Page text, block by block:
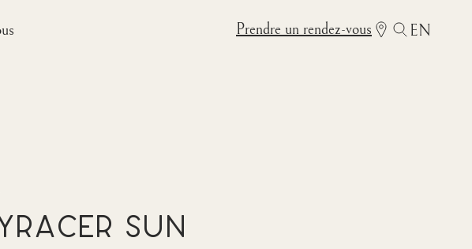
Prendre un rendez-vous EN
Sun